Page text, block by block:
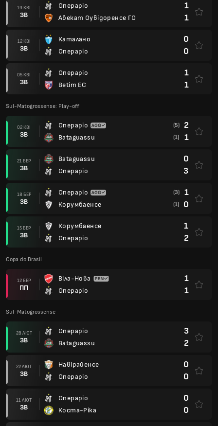
19 КВІ
ЗВ
Операріо
Абекат Оувідоренсе ГО
1
1
12 КВІ
ЗВ
Каталано
Операріо
0
0
05 КВІ
ЗВ
Операріо
Betim EC
1
1
Sul-Matogrossense: Play-off
02 КВІ
ЗВ
Операріо
Bataguassu
(5) 2
(1) 1
21 БЕР
ЗВ
Bataguassu
Операріо
0
3
18 БЕР
ЗВ
Операріо
Корумбаенсе
(3) 1
(1) 0
15 БЕР
ЗВ
Корумбаенсе
Операріо
1
2
Copa do Brasil
12 БЕР
ПП
Віла-Нова
Операріо
1
1
Sul-Matogrossense
28 ЛЮТ
ЗВ
Операріо
Bataguassu
3
2
22 ЛЮТ
ЗВ
Навірайенсе
Операріо
0
0
11 ЛЮТ
ЗВ
Операріо
Коста-Ріка
0
0